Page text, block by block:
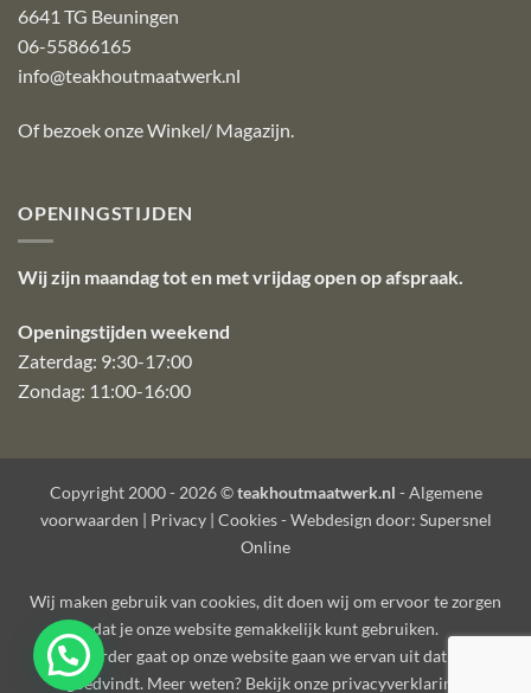
6641 TG Beuningen
06-55866165
info@teakhoutmaatwerk.nl
Of bezoek onzeWinkel/ Magazijn.
OPENINGSTIJDEN
Wij zijn maandag tot en met vrijdag open op afspraak.
Openingstijden weekend
Zaterdag: 9:30-17:00
Zondag: 11:00-16:00
Copyright 2000 - 2026 ©teakhoutmaatwerk.nl - Algemene
voorwaarden | Privacy| Cookies- Webdesign door: Supersnel
Online
Wij maken gebruik van cookies, dit doen wij om ervoor te zorgen
dat je onze website gemakkelijk kunt gebruiken.
Als je verder gaat op onze website gaan we ervan uit dat je dat
goedvindt. Meer weten? Bekijk onze privacyverklaring